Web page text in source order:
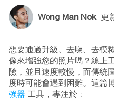
Wong Man Nok 更
想要通過升級、去噪、去模
像來增強您的照片嗎？線上
險，並且速度較慢，而傳統
度時可能會遇到困難。這篇
強器 工具，專注於：